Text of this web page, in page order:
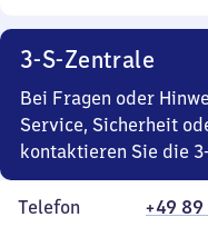
3-S-Zentrale
Bei Fragen oder
Service, Sicherheit
kontaktieren Sie die
Telefon
+49